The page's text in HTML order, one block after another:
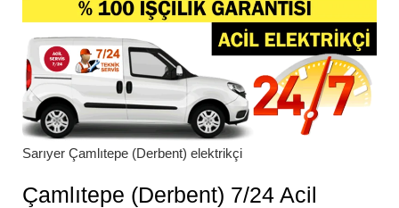
Sarıyer Çamlıtepe (Derbent) elektrikçi
Çamlıtepe (Derbent) 7/24 Acil